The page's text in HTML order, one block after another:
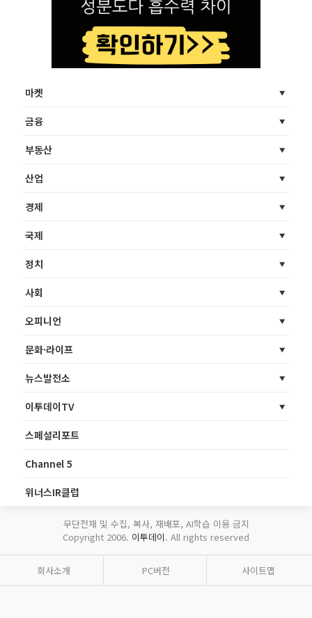
마켓
금융
부동산
산업
경제
국제
정치
사회
오피니언
문화·라이프
뉴스발전소
이투데이TV
스페셜리포트
Channel 5
위너스IR클럽
무단전재 및 수집, 복사, 재배포, AI학습 이용 금지
Copyright 2006. 이투데이. All rights reserved
회사소개 PC버전 사이트맵